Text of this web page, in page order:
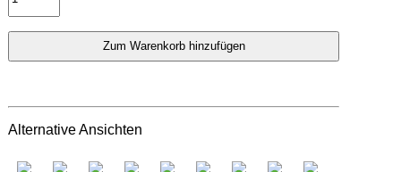
Alternative Ansichten